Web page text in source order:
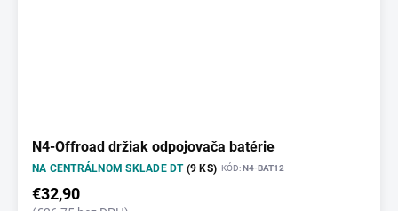
N4-Offroad držiak odpojovača batérie
NA CENTRÁLNOM SKLADE DT (9 KS) KÓD:N4-BAT12
€32,90